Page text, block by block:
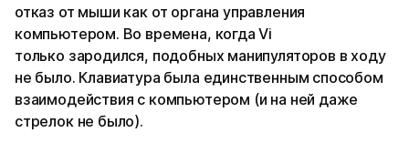
отказ от мыши как от органа управления
компьютером. Во времена, когда Vi
только зародился, подобных манипуляторов в ходу
не было. Клавиатура была единственным способом
взаимодействия с компьютером (и на ней даже
стрелок не было).